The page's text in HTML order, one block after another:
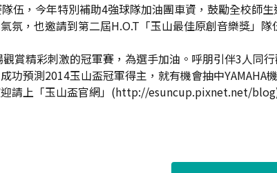
伍，今年特別補助4強球隊加油團車資，鼓勵全校師
氛，也邀請到第二屆H.O.T「玉山最佳原創音樂獎」
賞精彩刺激的冠軍賽，為選手加油。呼朋引伴3人同
功預測2014玉山盃冠軍得主，就有機會抽中
請上「玉山盃官網」(http://esuncup.pixnet.net/